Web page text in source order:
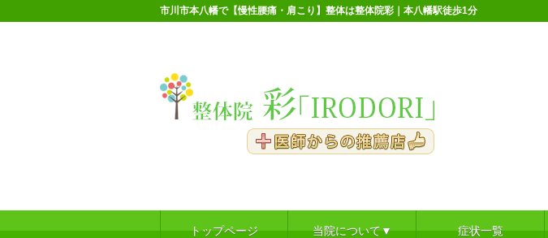
市川市本八幡で【慢性腰痛・肩こり】整体は整体院彩｜本八幡駅徒歩1分
トップページ 当院について▼ 症状一覧